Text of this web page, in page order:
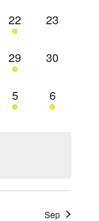
2
évènements,
22
0
23
1
évènement,
29
0
30
1
évènement,
5
1
6
Sep